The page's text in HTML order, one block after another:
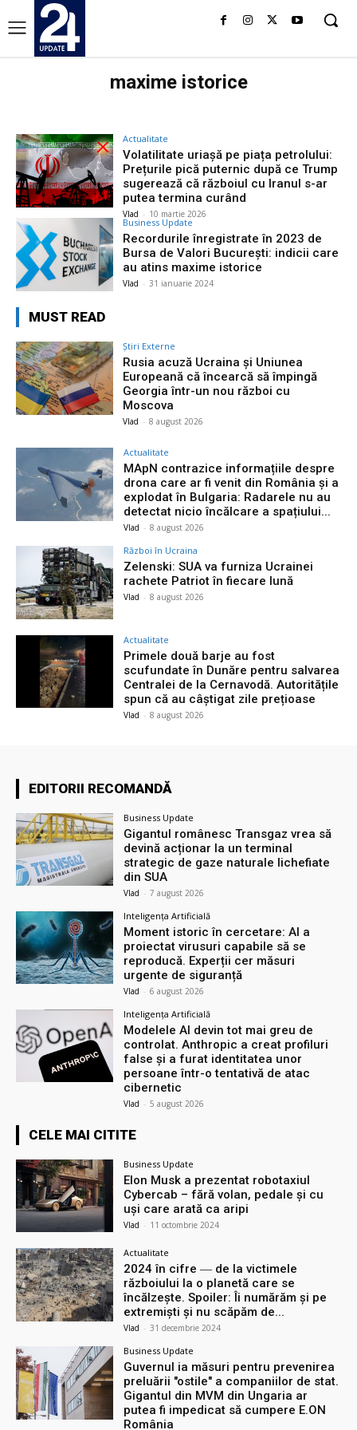
maxime istorice
Actualitate
Volatilitate uriașă pe piața petrolului:
Prețurile pică puternic după ce Trump
sugerează că războiul cu Iranul s-ar
putea termina curând
Vlad - 10 martie 2026
Business Update
Recordurile înregistrate în 2023 de
Bursa de Valori București: indicii care
au atins maxime istorice
Vlad - 31 ianuarie 2024
MUST READ
Știri Externe
Rusia acuză Ucraina și Uniunea
Europeană că încearcă să împingă
Georgia într-un nou război cu
Moscova
Vlad - 8 august 2026
Actualitate
MApN contrazice informațiile despre
drona care ar fi venit din România și a
explodat în Bulgaria: Radarele nu au
detectat nicio încălcare a spațiului...
Vlad - 8 august 2026
Război în Ucraina
Zelenski: SUA va furniza Ucrainei
rachete Patriot în fiecare lună
Vlad - 8 august 2026
Actualitate
Primele două barje au fost
scufundate în Dunăre pentru salvarea
Centralei de la Cernavodă. Autoritățile
spun că au câștigat zile prețioase
Vlad - 8 august 2026
EDITORII RECOMANDĂ
Business Update
Gigantul românesc Transgaz vrea să
devină acționar la un terminal
strategic de gaze naturale lichefiate
din SUA
Vlad - 7 august 2026
Inteligența Artificială
Moment istoric în cercetare: AI a
proiectat virusuri capabile să se
reproducă. Experții cer măsuri
urgente de siguranță
Vlad - 6 august 2026
Inteligența Artificială
Modelele AI devin tot mai greu de
controlat. Anthropic a creat profiluri
false și a furat identitatea unor
persoane într-o tentativă de atac
cibernetic
Vlad - 5 august 2026
CELE MAI CITITE
Business Update
Elon Musk a prezentat robotaxiul
Cyberсab – fără volan, pedale și cu
uși care arată ca aripi
Vlad - 11 octombrie 2024
Actualitate
2024 în cifre ― de la victimele
războiului la o planetă care se
încălzește. Spoiler: Îi numărăm și pe
extremiști și nu scăpăm de...
Vlad - 31 decembrie 2024
Business Update
Guvernul ia măsuri pentru prevenirea
preluării ″ostile″ a companiilor de stat.
Gigantul din MVM din Ungaria ar
putea fi impedicat să cumpere E.ON
România